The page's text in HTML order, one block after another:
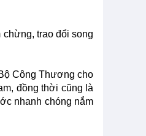
trao đổi song
Công Thương cho
đồng thời cũng là
nhanh chóng nắm